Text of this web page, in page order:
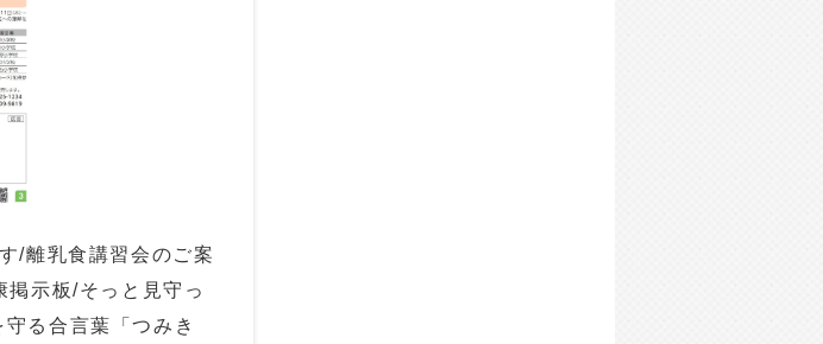
/離乳食講習会のご案
示板/そっと見守っ
る合言葉「つみき